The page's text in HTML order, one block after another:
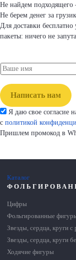
Не найдем подходящего
Не берем денег за
Для доставки
пакеты: ничего не
Написать нам
Я даю свое согласие
с политикой
Пришлем промокод в
Каталог
Цифры
Фольгированные
Звезды, сердца, круги с
Звезды, сердца, круги
Ходячие фигуры